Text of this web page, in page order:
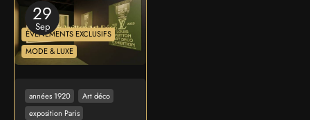
29
Sep
ÉVÉNEMENTS EXCLUSIFS
MODE & LUXE
années 1920
Art déco
exposition Paris